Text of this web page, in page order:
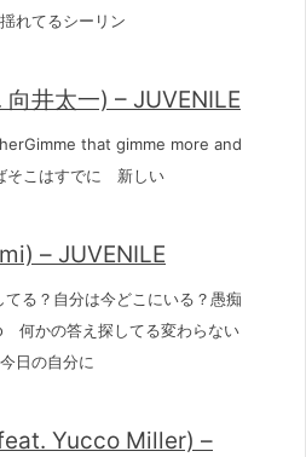
れてるシーリン
井太一) – JUVENILE
that gimme more and
そこはすでに 新しい
– JUVENILE
る？自分は今どこにいる？愚痴
何かの答え探してる変わらない
日の自分に
Yucco Miller) –